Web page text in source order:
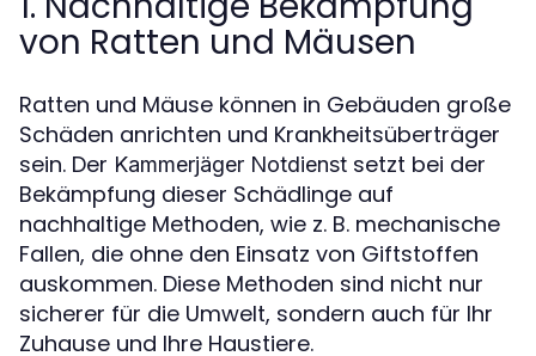
von Ratten und Mäusen
Ratten und Mäuse können in Gebäuden große
Schäden anrichten und Krankheitsüberträger
sein. Der Kammerjäger Notdienst setzt bei der
Bekämpfung dieser Schädlinge auf
nachhaltige Methoden, wie z. B. mechanische
Fallen, die ohne den Einsatz von Giftstoffen
auskommen. Diese Methoden sind nicht nur
sicherer für die Umwelt, sondern auch für Ihr
Zuhause und Ihre Haustiere.